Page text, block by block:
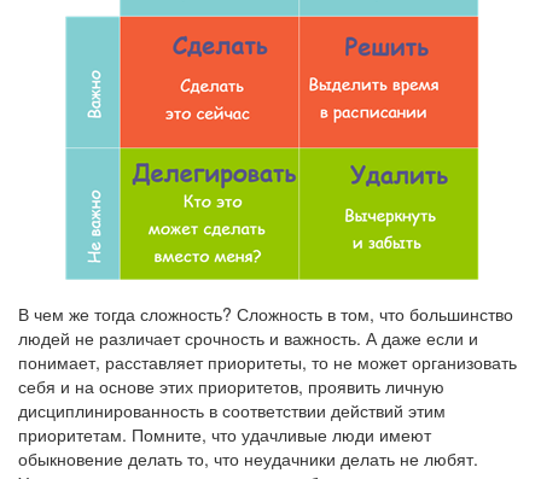
В чем же тогда сложность? Сложность в том, что большинство
людей не различает срочность и важность. А даже если и
понимает, расставляет приоритеты, то не может организовать
себя и на основе этих приоритетов, проявить личную
дисциплинированность в соответствии действий этим
приоритетам. Помните, что удачливые люди имеют
обыкновение делать то, что неудачники делать не любят.